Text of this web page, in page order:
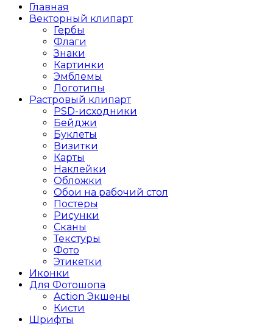
Главная
Векторный клипарт
Гербы
Флаги
Знаки
Картинки
Эмблемы
Логотипы
Растровый клипарт
PSD-исходники
Бейджи
Буклеты
Визитки
Карты
Наклейки
Обложки
Обои на рабочий стол
Постеры
Рисунки
Сканы
Текстуры
Фото
Этикетки
Иконки
Для Фотошопа
Action Экшены
Кисти
Шрифты